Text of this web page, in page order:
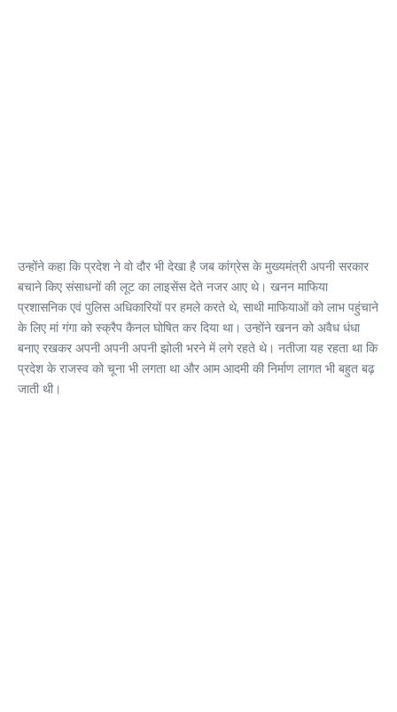
उन्होंने कहा कि प्रदेश ने वो दौर भी देखा है जब कांग्रेस के मुख्यमंत्री अपनी सरकार
बचाने किए संसाधनों की लूट का लाइसेंस देते नजर आए थे। खनन माफिया
प्रशासनिक एवं पुलिस अधिकारियों पर हमले करते थे, साथी माफियाओं को लाभ पहुंचाने
के लिए मां गंगा को स्क्रैप कैनल घोषित कर दिया था। उन्होंने खनन को अवैध धंधा
बनाए रखकर अपनी अपनी अपनी झोली भरने में लगे रहते थे। नतीजा यह रहता था कि
प्रदेश के राजस्व को चूना भी लगता था और आम आदमी की निर्माण लागत भी बहुत बढ़
जाती थी।